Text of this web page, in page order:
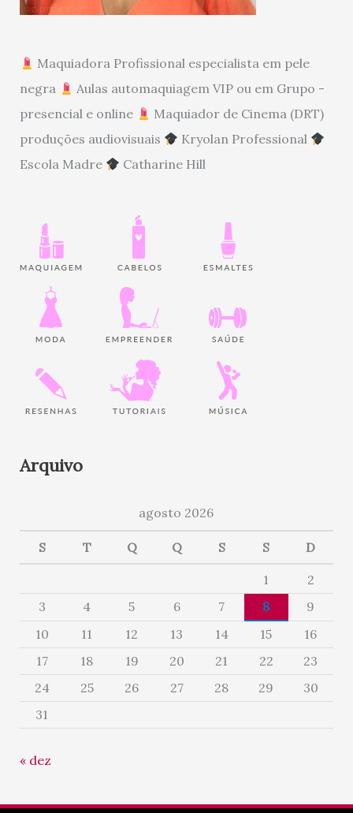
Maquiadora Profissional especialista em pele
negra
Aulas automaquiagem VIP ou em Grupo -
presencial e online
Maquiador de Cinema (DRT)
produções audiovisuais
Kryolan Professional
Escola Madre
Catharine Hill
Arquivo
agosto 2026
S T Q Q S S D
1
2
3
4 5 6 7 8
9
10
11 12 13 14 15
16
17
18 19 20 21 22
23
24
25 26 27 28 29
30
31
« dez